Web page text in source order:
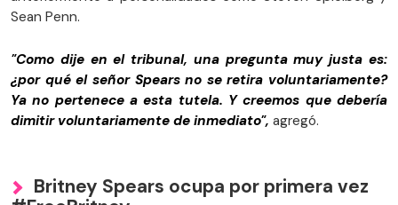
Sean Penn.
"Como dije en el tribunal, una pregunta muy justa es:
¿por qué el señor Spears no se retira voluntariamente?
Ya no pertenece a esta tutela. Y creemos que debería
dimitir voluntariamente de inmediato", agregó.
Britney Spears ocupa por primera vez